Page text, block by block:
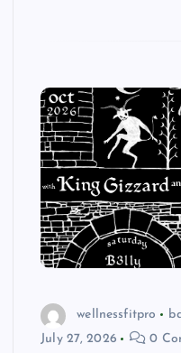
wellnessfitpro
July 27, 2026
0